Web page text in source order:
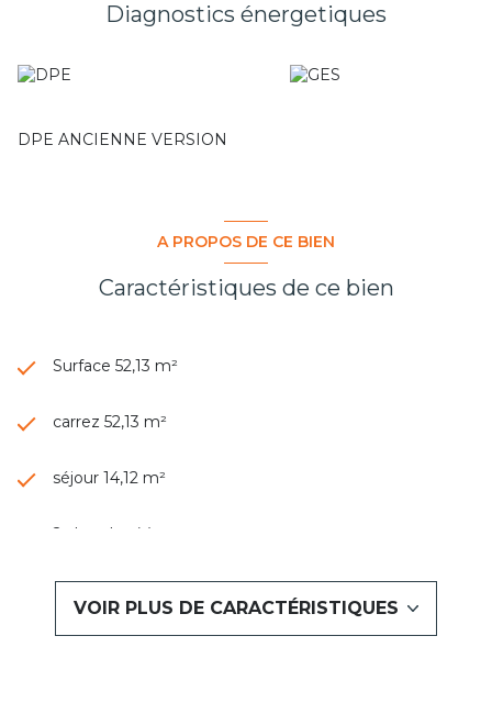
Diagnostics énergetiques
DPE ANCIENNE VERSION
A PROPOS DE CE BIEN
Caractéristiques de ce bien
Surface 52,13 m²
carrez 52,13 m²
séjour 14,12 m²
2 chambre(s)
VOIR PLUS DE CARACTÉRISTIQUES